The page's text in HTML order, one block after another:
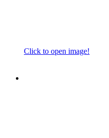
Click to open image!